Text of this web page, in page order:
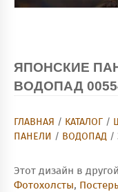
ЯПОНСКИЕ
ВОДОПАД
ГЛАВНАЯ / КАТАЛОГ /
ПАНЕЛИ / ВОДОПАД /
Этот дизайн в
Фотохолсты,